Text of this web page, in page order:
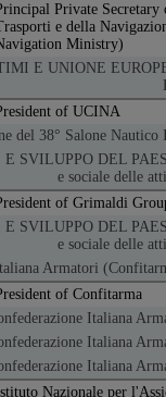
Private
e della
Ministry)
E UNIONE
of UCINA
del 38° Salone Nautico
SVILUPPO DEL
e sociale delle
of Grimaldi
SVILUPPO DEL
e sociale delle
Armatori
of Confitarma
Italiana
Italiana
Italiana
Nazionale per